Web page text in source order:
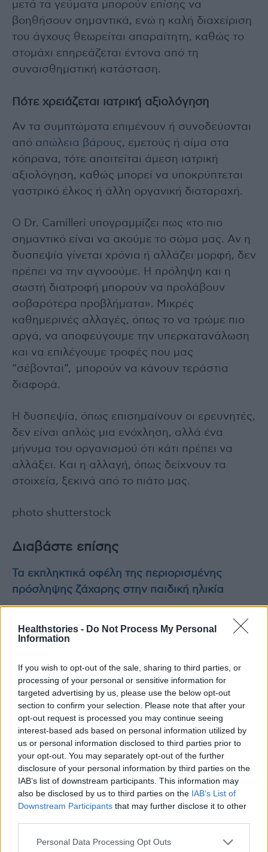
Healthstories - Do Not Process My Personal
Information
If you wish to opt-out of the sale, sharing to third parties, or
processing of your personal or sensitive information for
targeted advertising by us, please use the below opt-out
section to confirm your selection. Please note that after your
opt-out request is processed you may continue seeing
interest-based ads based on personal information utilized by
us or personal information disclosed to third parties prior to
your opt-out. You may separately opt-out of the further
disclosure of your personal information by third parties on the
IAB’s list of downstream participants. This information may
also be disclosed by us to third parties on the IAB’s List of
Downstream Participants that may further disclose it to other
Personal Data Processing Opt Outs
μετά τα γεύματα μπορούν επίσης να
βοηθήσουν σημαντικά, ενώ η καλή διαχείριση
του άγχους θεωρείται απαραίτητη, καθώς το
στομάχι επηρεάζεται έντονα από τη
συναισθηματική κατάσταση.
Πότε χρειάζεται ιατρική αξιολόγηση
Αν τα συμπτώματα επιμένουν ή συνοδεύονται
από απώλεια βάρους, εμετούς ή αίμα στα
κόπρανα, τότε απαιτείται άμεση ιατρική
αξιολόγηση, καθώς μπορεί να υποκρύπτεται
γαστρικό έλκος ή άλλη οργανική διαταραχή.
Ο Dr. Camilleri υπογραμμίζει πως «το πιο
σημαντικό είναι να ακούμε το σώμα μας. Αν η
δυσπεψία γίνεται χρόνια ή αλλάζει μορφή, δεν
πρέπει να την αγνοούμε. Η πρόληψη και η
σωστή διατροφή μπορούν να προλάβουν
σοβαρότερα προβλήματα». Μικρές
καθημερινές αλλαγές, όπως το να τρώμε πιο
αργά, να αποφεύγουμε την υπερκατανάλωση
και να επιλέγουμε τροφές που μας
“σέβονται”, μπορούν να κάνουν τεράστια
διαφορά.
Η δυσπεψία, όπως επισημαίνουν οι ερευνητές,
δεν είναι απλώς μια ενόχληση, αλλά ένα
μήνυμα του οργανισμού ότι κάτι πρέπει να
αλλάξει. Και η αλλαγή, όπως δείχνουν τα
στοιχεία, ξεκινά από το πιάτο μας.
photo shutterstock
Διαβάστε επίσης
Τα εκπληκτικά οφέλη της περιορισμένης
πρόσληψης ζάχαρης στην παιδική ηλικία
TAGS δυσπεψία τροφές που πρέπει να αποφεύγονται